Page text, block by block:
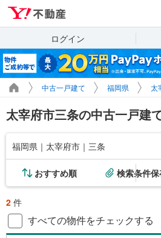
ログイン
中古一戸建て 福岡県 太
太宰府市三条の中古一戸建
福岡県｜太宰府市｜三条
おすすめ順 検索条件
2 件
すべての物件をチェックする